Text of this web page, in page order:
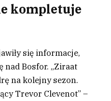
kompletuje
się informacje,
nad Bosfor. „Ziraat
na kolejny sezon.
Trevor Clevenot” –